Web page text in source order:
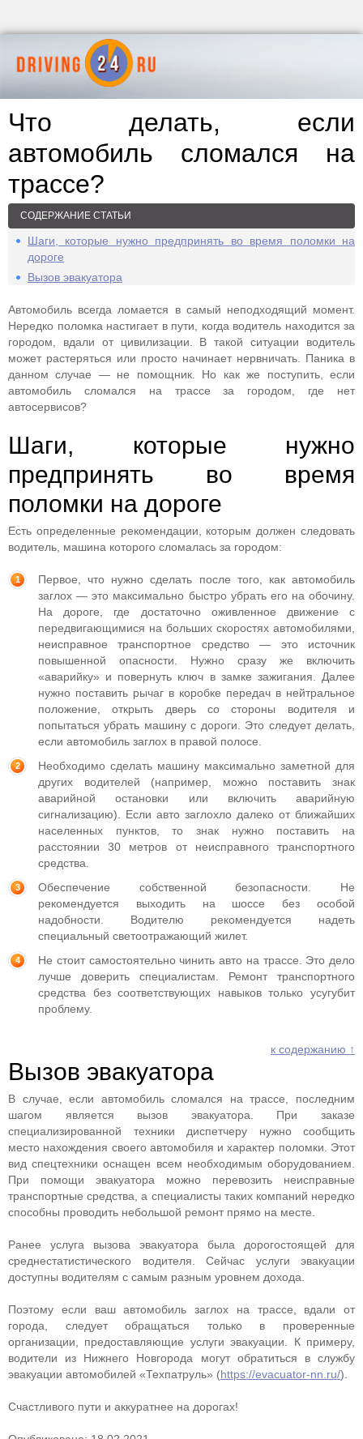
Что делать, если
автомобиль сломался на
трассе?
СОДЕРЖАНИЕ СТАТЬИ
Шаги, которые нужно предпринять во время поломки на
дороге
Вызов эвакуатора
Автомобиль всегда ломается в самый неподходящий момент.
Нередко поломка настигает в пути, когда водитель находится за
городом, вдали от цивилизации. В такой ситуации водитель
может растеряться или просто начинает нервничать. Паника в
данном случае — не помощник. Но как же поступить, если
автомобиль сломался на трассе за городом, где нет
автосервисов?
Шаги, которые нужно
предпринять во время
поломки на дороге
Есть определенные рекомендации, которым должен следовать
водитель, машина которого сломалась за городом:
Первое, что нужно сделать после того, как автомобиль
заглох — это максимально быстро убрать его на обочину.
На дороге, где достаточно оживленное движение с
передвигающимися на больших скоростях автомобилями,
неисправное транспортное средство — это источник
повышенной опасности. Нужно сразу же включить
«аварийку» и повернуть ключ в замке зажигания. Далее
нужно поставить рычаг в коробке передач в нейтральное
положение, открыть дверь со стороны водителя и
попытаться убрать машину с дороги. Это следует делать,
если автомобиль заглох в правой полосе.
Необходимо сделать машину максимально заметной для
других водителей (например, можно поставить знак
аварийной остановки или включить аварийную
сигнализацию). Если авто заглохло далеко от ближайших
населенных пунктов, то знак нужно поставить на
расстоянии 30 метров от неисправного транспортного
средства.
Обеспечение собственной безопасности. Не
рекомендуется выходить на шоссе без особой
надобности. Водителю рекомендуется надеть
специальный светоотражающий жилет.
Не стоит самостоятельно чинить авто на трассе. Это дело
лучше доверить специалистам. Ремонт транспортного
средства без соответствующих навыков только усугубит
проблему.
к содержанию ↑
Вызов эвакуатора
В случае, если автомобиль сломался на трассе, последним
шагом является вызов эвакуатора. При заказе
специализированной техники диспетчеру нужно сообщить
место нахождения своего автомобиля и характер поломки. Этот
вид спецтехники оснащен всем необходимым оборудованием.
При помощи эвакуатора можно перевозить неисправные
транспортные средства, а специалисты таких компаний нередко
способны проводить небольшой ремонт прямо на месте.
Ранее услуга вызова эвакуатора была дорогостоящей для
среднестатистического водителя. Сейчас услуги эвакуации
доступны водителям с самым разным уровнем дохода.
Поэтому если ваш автомобиль заглох на трассе, вдали от
города, следует обращаться только в проверенные
организации, предоставляющие услуги эвакуации. К примеру,
водители из Нижнего Новгорода могут обратиться в службу
эвакуации автомобилей «Техпатруль» (https://evacuator-nn.ru/).
Счастливого пути и аккуратнее на дорогах!